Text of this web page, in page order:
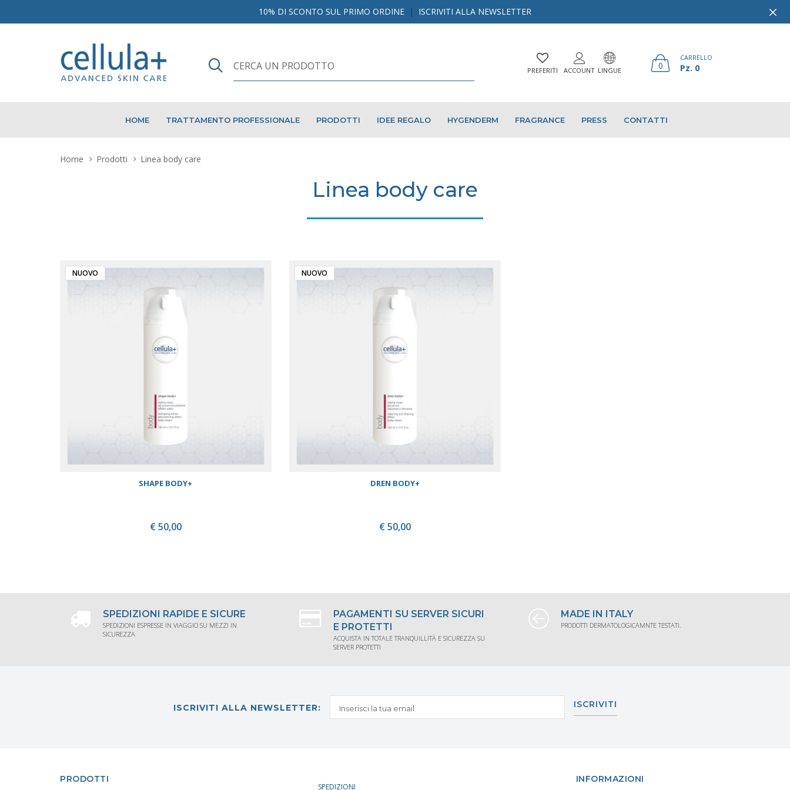
10% DI SCONTO SUL PRIMO ORDINE | ISCRIVITI ALLA NEWSLETTER
PREFERITI ACCOUNT LINGUE 0
CARRELLO
Pz. 0
HOME TRATTAMENTO PROFESSIONALE PRODOTTI IDEE REGALO HYGENDERM FRAGRANCE PRESS CONTATTI
Home Prodotti Linea body care
Linea body care
NUOVO
SHAPE BODY+
€ 50,00
NUOVO
DREN BODY+
€ 50,00
SPEDIZIONI RAPIDE E SICURE
SPEDIZIONI ESPRESSE IN VIAGGIO SU MEZZI IN
SICUREZZA
PAGAMENTI SU SERVER SICURI
E PROTETTI
ACQUISTA IN TOTALE TRANQUILLITÀ E SICUREZZA SU
SERVER PROTETTI
MADE IN ITALY
PRODOTTI DERMATOLOGICAMNTE TESTATI.
ISCRIVITI ALLA NEWSLETTER: ISCRIVITI
PRODOTTI
SPEDIZIONI
INFORMAZIONI